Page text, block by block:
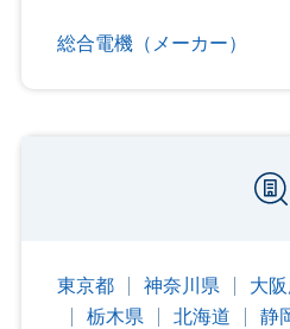
総合電機（メーカー）
東京都 神奈川県 大
栃木県
北海道 静